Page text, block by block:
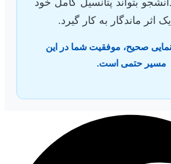
اثر ماندگار به کار گیرد.
صحیح، موفقیت شما در این
مسیر حتمی است.